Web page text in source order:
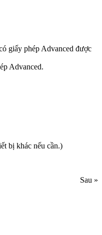
giấy phép Advanced được
Advanced.
bị khác nếu cần.)
Sau »